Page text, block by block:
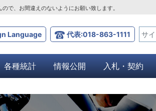
Language 代表:018-863-1111
で、お間違えのないようにお願い致します。
各種統計 情報公開 入札・契約